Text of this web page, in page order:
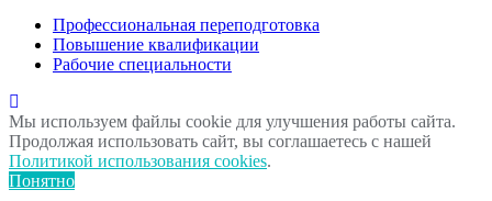
Профессиональная переподготовка
Повышение квалификации
Рабочие специальности
Мы используем файлы cookie для улучшения работы сайта.
Продолжая использовать сайт, вы соглашаетесь с нашей
Политикой использования cookies.
Понятно